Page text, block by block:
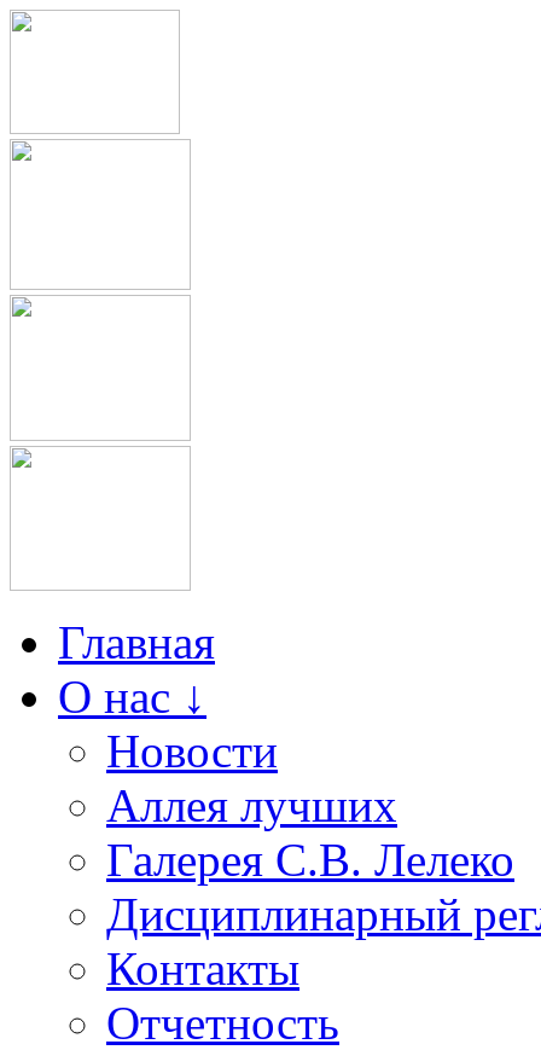
Главная
О нас ↓
Новости
Аллея лучших
Галерея С.В. Лелеко
Дисциплинарный
Контакты
Отчетность